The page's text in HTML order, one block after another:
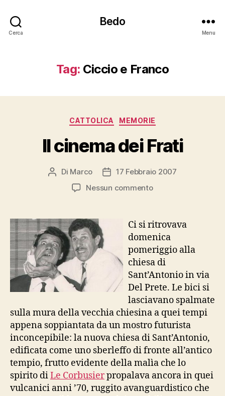
Cerca
Bedo
Menu
Tag: Ciccio e Franco
Categorie
CATTOLICA MEMORIE
Il cinema dei Frati
Autore
articolo
Di Marco
Data17 Febbraio 2007
Nessun commentosu
dei
Frati
Ci si ritrovava
domenica
pomeriggio alla
chiesa di
Sant’Antonio in via
Del Prete. Le bici si
lasciavano spalmate
sulla mura della vecchia chiesina a quei tempi
appena soppiantata da un mostro futurista
inconcepibile: la nuova chiesa di Sant’Antonio,
edificata come uno sberleffo di fronte all’antico
tempio, frutto evidente della malìa che lo
spirito diLe Corbusierpropalava ancora in quei
vulcanici anni ’70, ruggito avanguardistico che